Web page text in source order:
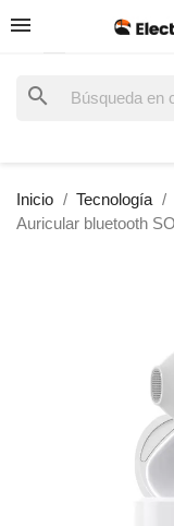
search
Inicio Tecnología
Auricular bluetooth